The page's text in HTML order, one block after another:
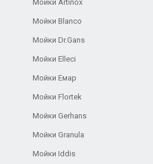
Мойки Artinox
Мойки Blanco
Мойки Dr.Gans
Мойки Elleci
Мойки Емар
Мойки Flortek
Мойки Gerhans
Мойки Granula
Мойки Iddis